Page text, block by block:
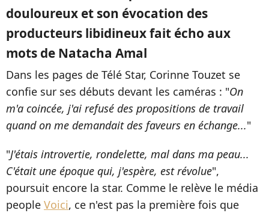
douloureux et son évocation des
producteurs libidineux fait écho aux
mots de Natacha Amal
Dans les pages de Télé Star, Corinne Touzet se
confie sur ses débuts devant les caméras : "On
m'a coincée, j'ai refusé des propositions de travail
quand on me demandait des faveurs en échange..."
"J'étais introvertie, rondelette, mal dans ma peau...
C'était une époque qui, j'espère, est révolue",
poursuit encore la star. Comme le relève le média
people Voici, ce n'est pas la première fois que